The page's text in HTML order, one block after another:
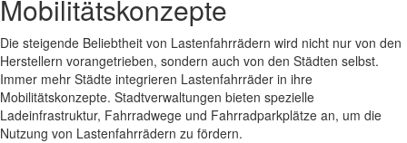
Mobilitätskonzepte
Die steigende Beliebtheit von Lastenfahrrädern wird nicht nur von den
Herstellern vorangetrieben, sondern auch von den Städten selbst.
Immer mehr Städte integrieren Lastenfahrräder in ihre
Mobilitätskonzepte. Stadtverwaltungen bieten spezielle
Ladeinfrastruktur, Fahrradwege und Fahrradparkplätze an, um die
Nutzung von Lastenfahrrädern zu fördern.